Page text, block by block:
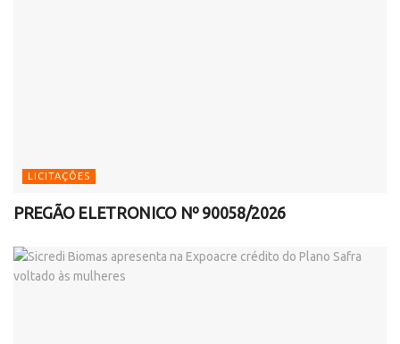
LICITAÇÕES
PREGÃO ELETRONICO Nº 90058/2026